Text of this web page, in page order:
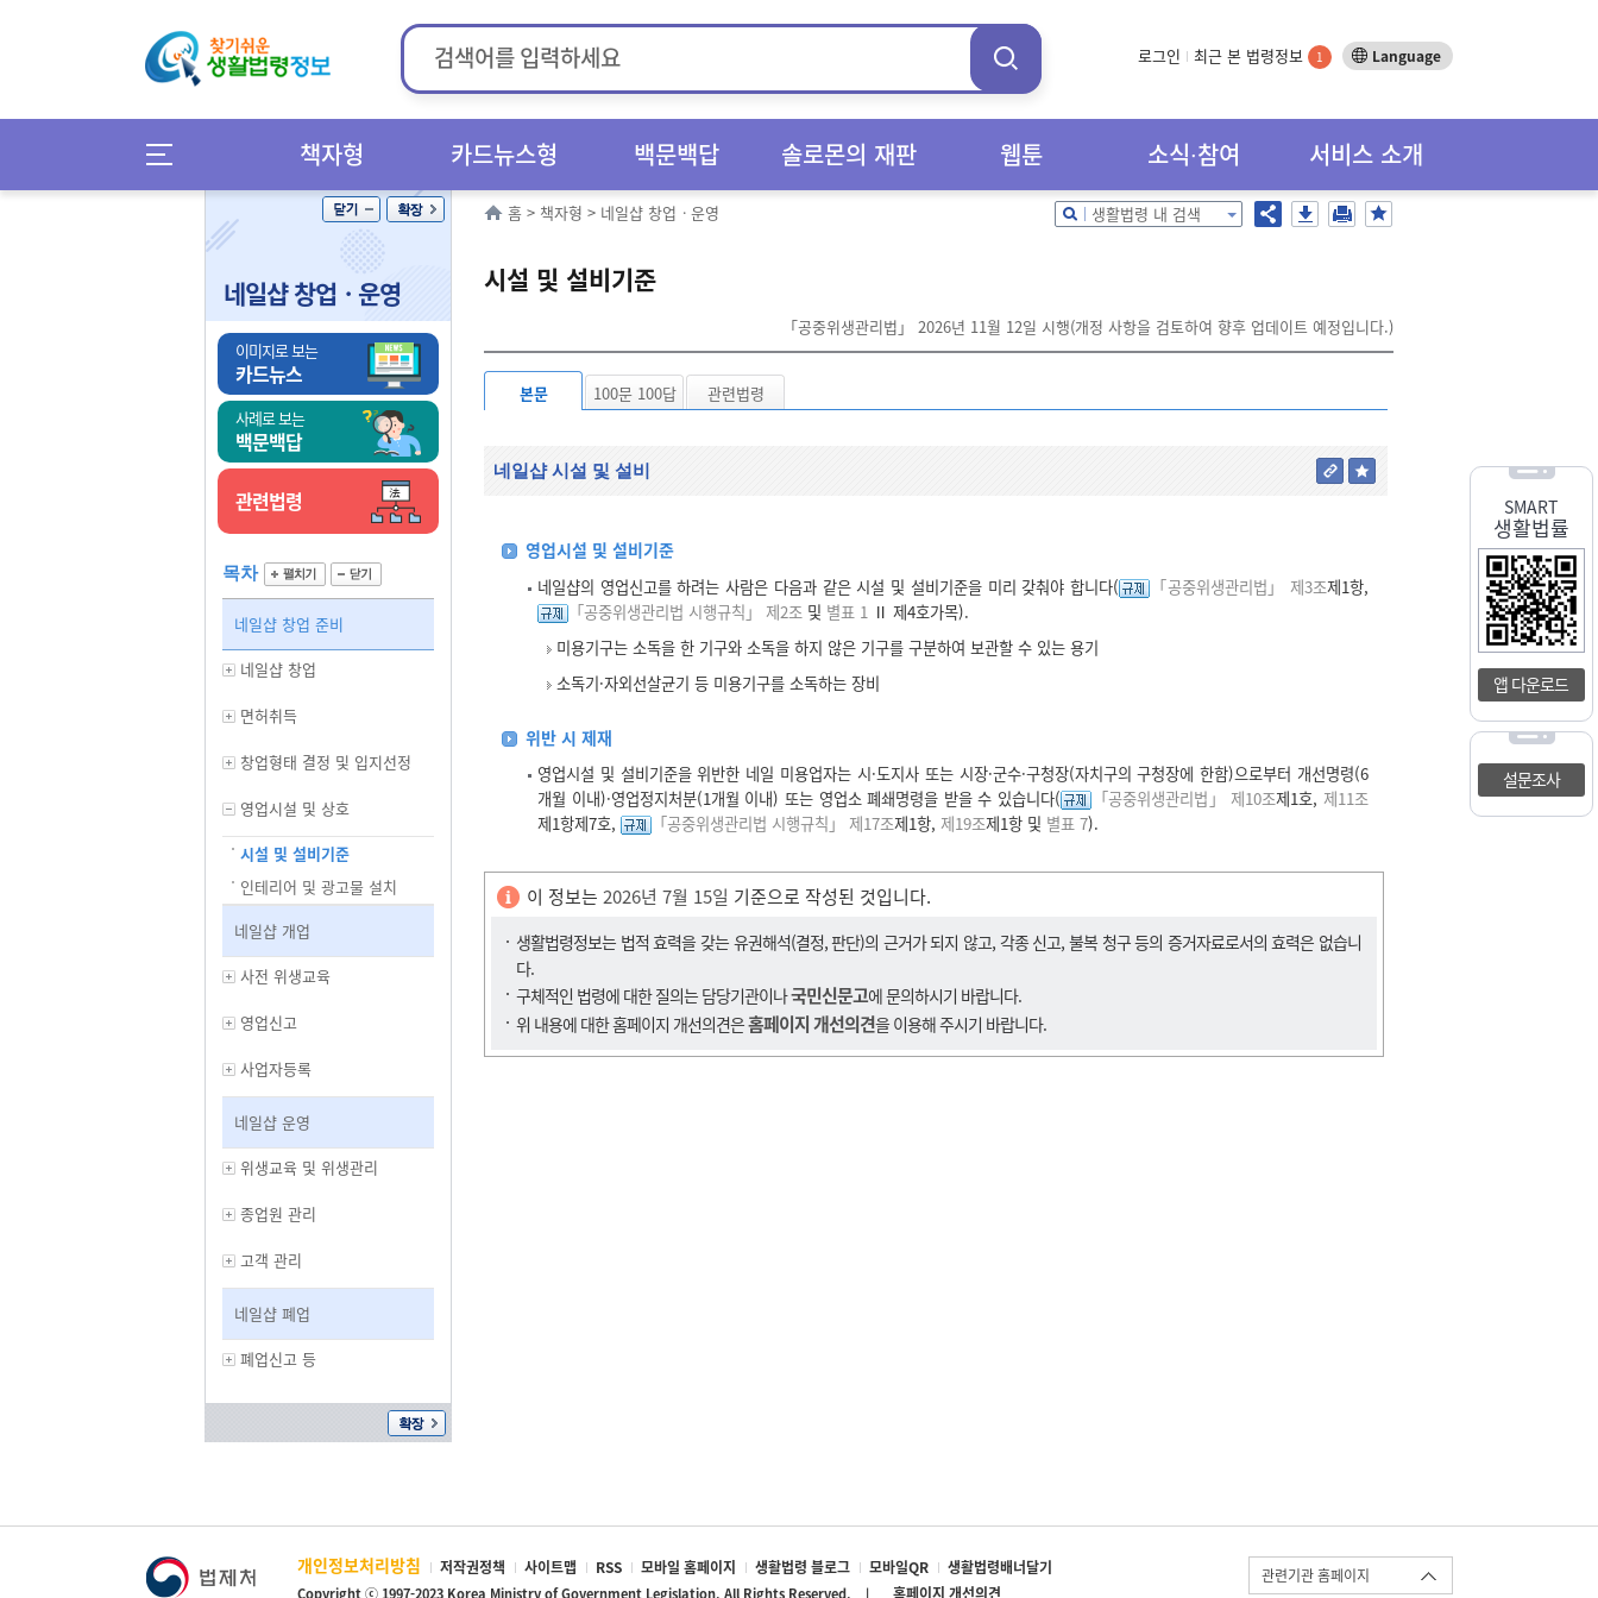
로그인 최근 본 법령정보 1 Language
책자형 카드뉴스형 백문백답 솔로몬의 재판 웹툰 소식∙참여 서비스 소개
SMART
생활법률
앱 다운로드
설문조사
네일샵 창업ㆍ운영
이미지로 보는
카드뉴스
사례로 보는
백문백답
관련법령
목차
네일샵 창업 준비
네일샵 창업
면허취득
창업형태 결정 및 입지선정
영업시설 및 상호
시설 및 설비기준
인테리어 및 광고물 설치
네일샵 개업
사전 위생교육
영업신고
사업자등록
네일샵 운영
위생교육 및 위생관리
종업원 관리
고객 관리
네일샵 폐업
폐업신고 등
홈 > 책자형 > 네일샵 창업ㆍ운영 생활법령 내 검색
시설 및 설비기준
「공중위생관리법」 2026년 11월 12일 시행(개정 사항을 검토하여 향후 업데이트 예정입니다.)
본문 100문 100답 관련법령
네일샵 시설 및 설비
영업시설 및 설비기준
네일샵의 영업신고를 하려는 사람은 다음과 같은 시설 및 설비기준을 미리 갖춰야 합니다( 「공중위생관리법」 제3조제1항,
「공중위생관리법 시행규칙」 제2조 및 별표 1 Ⅱ 제4호가목).
미용기구는 소독을 한 기구와 소독을 하지 않은 기구를 구분하여 보관할 수 있는 용기
소독기·자외선살균기 등 미용기구를 소독하는 장비
위반 시 제재
영업시설 및 설비기준을 위반한 네일 미용업자는 시·도지사 또는 시장·군수·구청장(자치구의 구청장에 한함)으로부터 개선명령(6
개월 이내)·영업정지처분(1개월 이내) 또는 영업소 폐쇄명령을 받을 수 있습니다(
「공중위생관리법」 제10조제1호, 제11조
제1항제7호,
「공중위생관리법 시행규칙」 제17조제1항, 제19조제1항 및 별표 7).
이 정보는 2026년 7월 15일 기준으로 작성된 것입니다.
생활법령정보는 법적 효력을 갖는 유권해석(결정, 판단)의 근거가 되지 않고, 각종 신고, 불복 청구 등의 증거자료로서의 효력은 없습니
다.
구체적인 법령에 대한 질의는 담당기관이나국민신문고에 문의하시기 바랍니다.
위 내용에 대한 홈페이지 개선의견은홈페이지 개선의견을 이용해 주시기 바랍니다.
개인정보처리방침 저작권정책 사이트맵 RSS 모바일 홈페이지 생활법령 블로그 모바일QR 생활법령배너달기
Copyright ⓒ 1997-2023 Korea Ministry of Government Legislation. All Rights Reserved. | 홈페이지 개선의견
관련기관 홈페이지